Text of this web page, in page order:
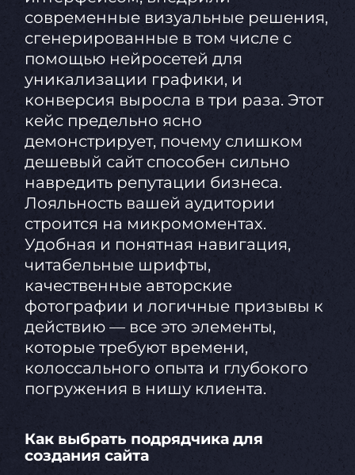
современные визуальные решения,
сгенерированные в том числе с
помощью нейросетей для
уникализации графики, и
конверсия выросла в три раза. Этот
кейс предельно ясно
демонстрирует, почему слишком
дешевый сайт способен сильно
навредить репутации бизнеса.
Лояльность вашей аудитории
строится на микромоментах.
Удобная и понятная навигация,
читабельные шрифты,
качественные авторские
фотографии и логичные призывы к
действию — все это элементы,
которые требуют времени,
колоссального опыта и глубокого
погружения в нишу клиента.
Как выбрать подрядчика для
создания сайта